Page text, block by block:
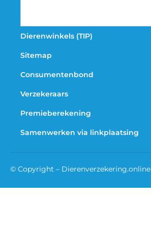
Dierenwinkels (TIP)
Sitemap
Consumentenbond
Verzekeraars
Premieberekening
Samenwerken via linkplaatsing
© Copyright – Dierenverzekering.online